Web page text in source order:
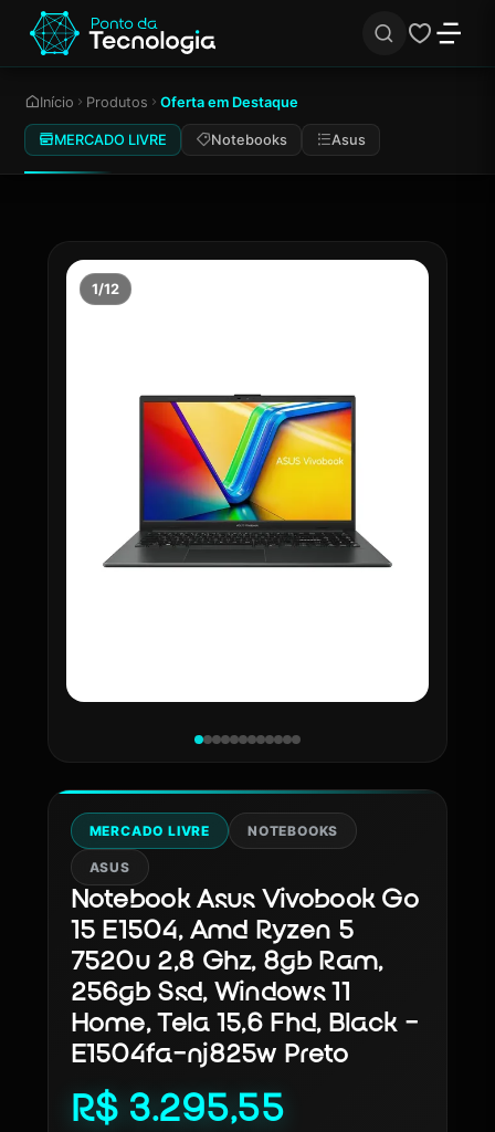
Início Produtos Oferta em Destaque
MERCADO LIVRE Notebooks Asus
1/12
MERCADO LIVRE NOTEBOOKS
ASUS
Notebook Asus Vivobook Go
15 E1504, Amd Ryzen 5
7520u 2,8 Ghz, 8gb Ram,
256gb Ssd, Windows 11
Home, Tela 15,6 Fhd, Black -
E1504fa-nj825w Preto
R$ 3.295,55